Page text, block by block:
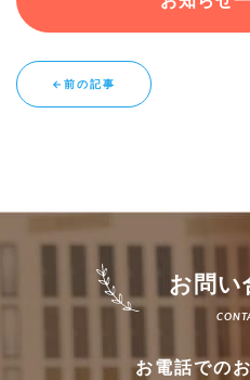
お部屋探し専
←前の記事
お問い
お電話での